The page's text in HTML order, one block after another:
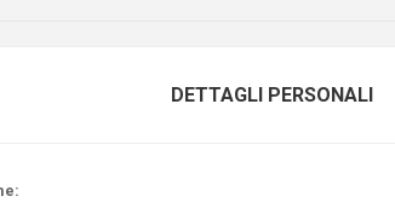
DETTAGLI PERSONALI